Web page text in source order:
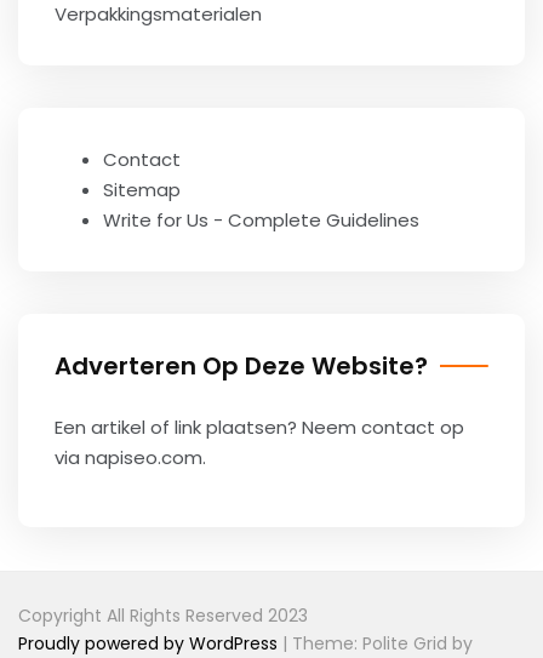
Verpakkingsmaterialen
Contact
Sitemap
Write for Us - Complete Guidelines
Adverteren Op Deze Website?
Een artikel of link plaatsen? Neem contact op
via napiseo.com.
Copyright All Rights Reserved 2023
Proudly powered by WordPress | Theme: Polite Grid by